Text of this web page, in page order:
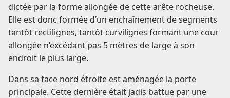
dictée par la forme allongée de cette arête rocheuse.
Elle est donc formée d’un enchaînement de segments
tantôt rectilignes, tantôt curvilignes formant une cour
allongée n’excédant pas 5 mètres de large à son
endroit le plus large.
Dans sa face nord étroite est aménagée la porte
principale. Cette dernière était jadis battue par une